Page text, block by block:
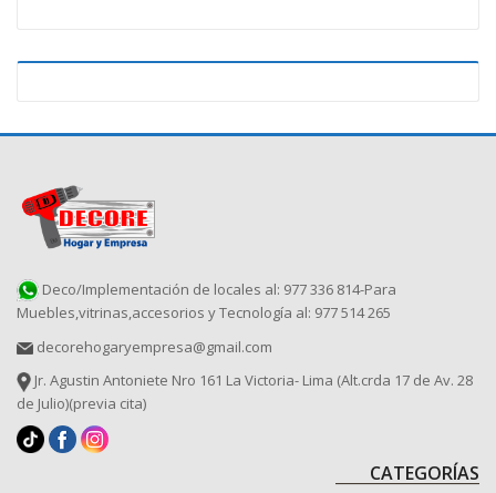
Deco/Implementación de locales al: 977 336 814-Para
Muebles,vitrinas,accesorios y Tecnología al: 977 514 265
decorehogaryempresa@gmail.com
Jr. Agustin Antoniete Nro 161 La Victoria- Lima (Alt.crda 17 de Av. 28
de Julio)(previa cita)
CATEGORÍAS